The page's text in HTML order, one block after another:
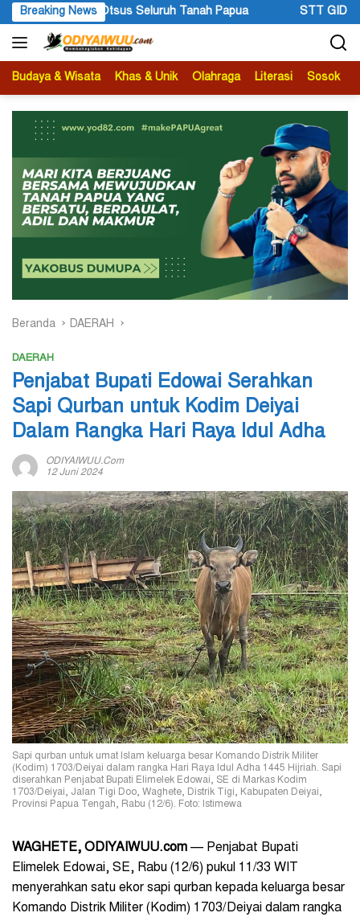
Langsung
ke
konten
Breaking News
STT GIDI Papua Apresiasi Setahun Kepemimpinan Gubernur
Budaya & Wisata Khas & Unik Olahraga Literasi Sosok
Beranda DAERAH
DAERAH
Penjabat Bupati Edowai Serahkan
Sapi Qurban untuk Kodim Deiyai
Dalam Rangka Hari Raya Idul Adha
ODIYAIWUU.com
12 Juni 2024
Sapi qurban untuk umat Islam keluarga besar Komando Distrik Militer
(Kodim) 1703/Deiyai dalam rangka Hari Raya Idul Adha 1445 Hijriah. Sapi
diserahkan Penjabat Bupati Elimelek Edowai, SE di Markas Kodim
1703/Deiyai, Jalan Tigi Doo, Waghete, Distrik Tigi, Kabupaten Deiyai,
Provinsi Papua Tengah, Rabu (12/6). Foto: Istimewa
WAGHETE, ODIYAIWUU.com — Penjabat Bupati
Elimelek Edowai, SE, Rabu (12/6) pukul 11/33 WIT
menyerahkan satu ekor sapi qurban kepada keluarga besar
Komando Distrik Militer (Kodim) 1703/Deiyai dalam rangka